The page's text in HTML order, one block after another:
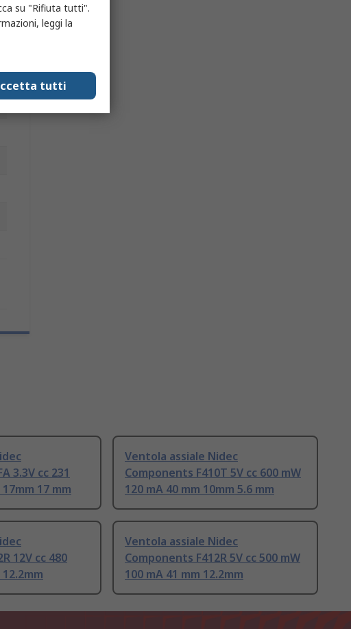
3.3V cc 231
17 mm
Ventola assiale Nidec
Components F410T 5V cc 600 mW
120 mA 40 mm 10mm 5.6 mm
12V cc 480
Ventola assiale Nidec
Components F412R 5V cc 500 mW
100 mA 41 mm 12.2mm
su "Rifiuta tutti".
leggi la
tutti